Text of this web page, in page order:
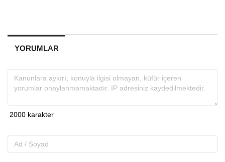
YORUMLAR